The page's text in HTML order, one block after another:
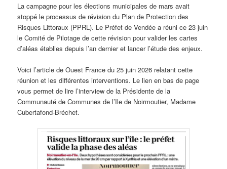
La campagne pour les élections municipales de mars avait
stoppé le processus de révision du Plan de Protection des
Risques Littoraux (PPRL). Le Préfet de Vendée a réuni ce 23 juin
le Comité de Pilotage de cette révision pour valider les cartes
d’aléas établies depuis l’an dernier et lancer l’étude des enjeux.
Voici l’article de Ouest France du 25 juin 2026 relatant cette
réunion et les différentes interventions. Le lien en bas de page
vous permet de lire l’interview de la Présidente de la
Communauté de Communes de l’Ile de Noirmoutier, Madame
Cubertafond-Bréchet.